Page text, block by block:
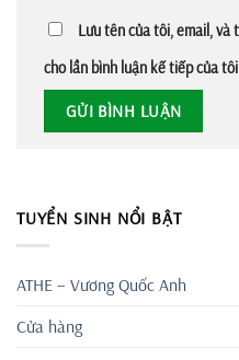
Lưu tên của tôi, email,
cho lần bình luận kế tiếp của
TUYỂN SINH NỔI BẬT
ATHE – Vương Quốc Anh
Cửa hàng